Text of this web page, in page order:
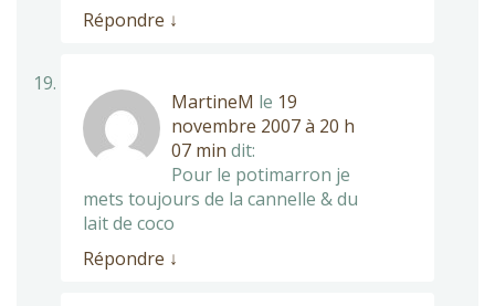
Répondre ↓
MartineM le 19
novembre 2007 à 20 h
07 min dit:
Pour le potimarron je
mets toujours de la cannelle & du
lait de coco
Répondre ↓